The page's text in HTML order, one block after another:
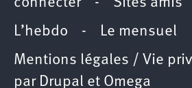
connecter- Sites amis
L’hebdo - Le mensuel
Mentions légales / Vie
par Drupal et Omega